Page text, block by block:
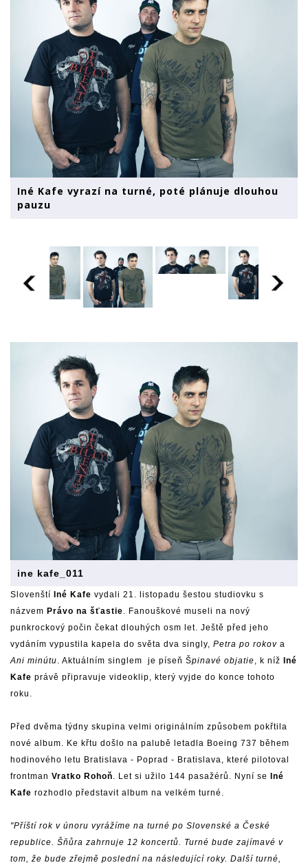
Iné Kafe vyrazí na turné, poté plánuje dlouhou
pauzu
ine kafe_011
Slovenští Iné Kafe vydali 21. listopadu šestou studiovku s
názvem Právo na šťastie. Fanouškové museli na nový
punkrockový počin čekat dlouhých osm let. Ještě před jeho
vydáním vypustila kapela do světa dva singly, Petra po rokov a
Ani minútu. Aktuálním singlem je píseň Špinavé objatie, k níž
Iné
Kafe právě připravuje videoklip, který vyjde do konce tohoto
roku.
Před dvěma týdny skupina velmi originálním způsobem pokřtila
nové album. Ke křtu došlo na palubě letadla Boeing 737 během
hodinového letu Bratislava - Poprad - Bratislava, které pilotoval
frontman Vratko Rohoň. Let si užilo 144 pasažérů. Nyní se
Iné
Kafe rozhodlo představit album na velkém turné.
"Příští rok v únoru vyrážíme na turné po Slovenské a České
republice. Šňůra zahrnuje 12 koncertů. Turné bude zajímavé v
tom, že bude zřejmě poslední na následující roky. Další turné,